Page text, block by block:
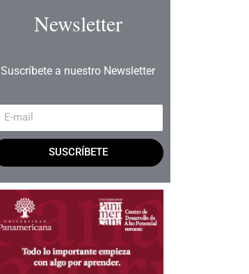
Newsletter
Suscríbete a nuestro Newsletter
SUSCRÍBETE